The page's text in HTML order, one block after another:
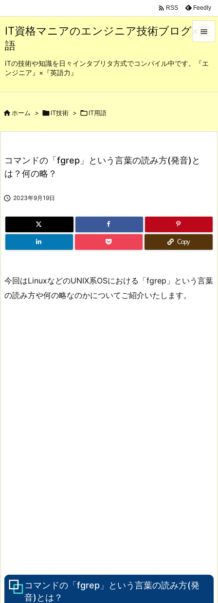
IT資格マニアのエンジニア技術ブログ×英
語
ITの技術や知識を日々インタプリタ方式でコンパイル中です。『エ
ンジニア』×『英語力』

メニュ
 RSS Feedly
ホーム > IT技術 > IT用語
コマンドの「fgrep」という言葉の読み方(発音)と
は？何の略？
 2023年9月19日
Copy
今回はLinuxなどのUNIX系OSにおける「fgrep」という言葉
の読み方や何の略なのかについてご紹介いたします。
コマンドの「fgrep」という言葉の読み方(発
音)とは？